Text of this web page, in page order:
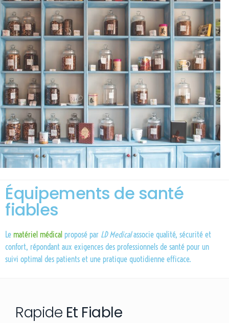
Équipements de santé
fiables
Le matériel médical proposé par LD Medicalassocie qualité, sécurité et
confort, répondant aux exigences des professionnels de santé pour un
suivi optimal des patients et une pratique quotidienne efficace.
Rapide Et Fiable